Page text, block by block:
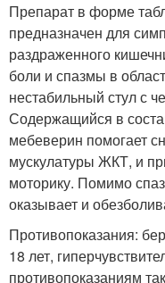
Препарат в форме
предназначен для
раздраженного
боли и спазмы в
нестабильный стул с
Содержащийся в
мебеверин помогает
мускулатуры ЖКТ, и
моторику. Помимо
оказывает и
Противопоказания:
18 лет,
противопоказаниям